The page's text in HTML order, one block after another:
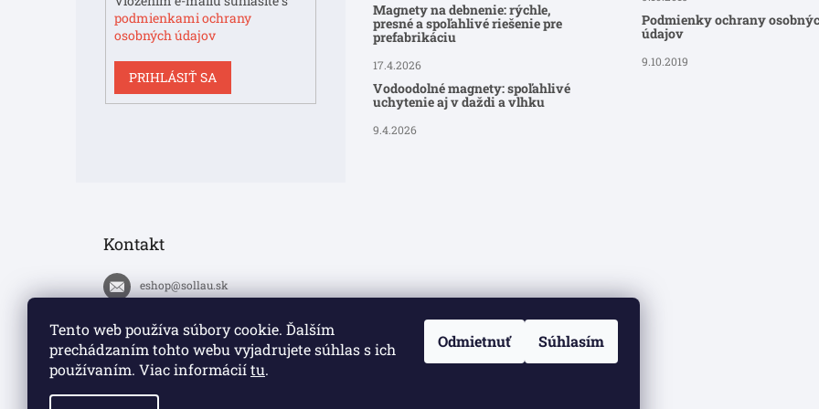
Tento web používa súbory cookie. Ďalším
prechádzaním tohto webu vyjadrujete súhlas s ich
používaním. Viac informáciítu.
Odmietnuť Súhlasím
podmienkami ochrany
osobných údajov
PRIHLÁSIŤ SA
Magnety na debnenie: rýchle,
presné a spoľahlivé riešenie pre
prefabrikáciu
17.4.2026
Vodoodolné magnety: spoľahlivé
uchytenie aj v daždi a vlhku
9.4.2026
Podmienky ochrany
údajov
9.10.2019
Kontakt
eshop@sollau.sk
+420 778 110 059
https://www.facebook.com/solla